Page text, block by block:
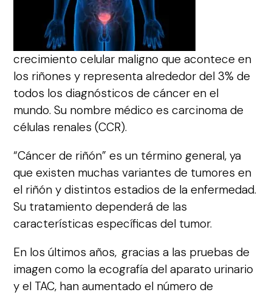
crecimiento celular maligno que acontece en
los riñones y representa alrededor del 3% de
todos los diagnósticos de cáncer en el
mundo. Su nombre médico es carcinoma de
células renales (CCR).
“Cáncer de riñón” es un término general, ya
que existen muchas variantes de tumores en
el riñón y distintos estadios de la enfermedad.
Su tratamiento dependerá de las
características específicas del tumor.
En los últimos años, gracias a las pruebas de
imagen como la ecografía del aparato urinario
y el TAC, han aumentado el número de